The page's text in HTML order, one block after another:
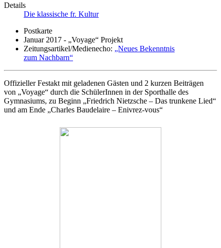
Details
Die klassische fr. Kultur
Postkarte
Januar 2017 - „Voyage“ Projekt
Zeitungsartikel/Medienecho: „Neues Bekenntnis
zum Nachbarn“
Offizieller Festakt mit geladenen Gästen und 2 kurzen Beiträgen
von „Voyage“ durch die SchülerInnen in der Sporthalle des
Gymnasiums, zu Beginn „Friedrich Nietzsche – Das trunkene Lied“
und am Ende „Charles Baudelaire – Enivrez-vous“